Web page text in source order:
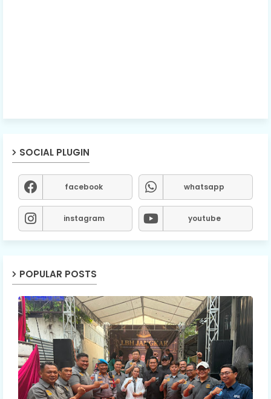
SOCIAL PLUGIN
facebook whatsapp
instagram youtube
POPULAR POSTS